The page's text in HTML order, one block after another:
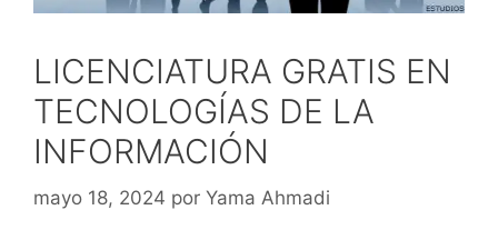
LICENCIATURA GRATIS EN
TECNOLOGÍAS DE LA
INFORMACIÓN
mayo 18, 2024 por Yama Ahmadi